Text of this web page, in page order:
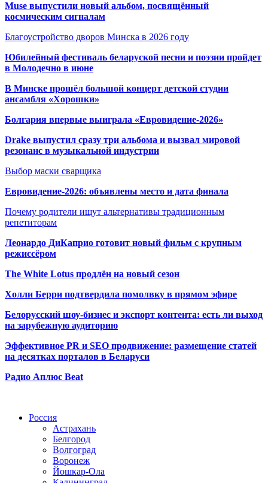
Muse выпустили новый альбом, посвящённый
космическим сигналам
Благоустройство дворов Минска в 2026 году
Юбилейный фестиваль беларуской песни и поэзии пройдет
в Молодечно в июне
В Минске прошёл большой концерт детской студии
ансамбля «Хорошки»
Болгария впервые выиграла «Евровидение-2026»
Drake выпустил сразу три альбома и вызвал мировой
резонанс в музыкальной индустрии
Выбор маски сварщика
Евровидение-2026: объявлены место и дата финала
Почему родители ищут альтернативы традиционным
репетиторам
Леонардо ДиКаприо готовит новый фильм с крупным
режиссёром
The White Lotus продлён на новый сезон
Холли Берри подтвердила помолвку в прямом эфире
Белорусский шоу-бизнес и экспорт контента: есть ли выход
на зарубежную аудиторию
Эффективное PR и SEO продвижение: размещение статей
на десятках порталов в Беларуси
Радио Аплюс Beat
Россия
Астрахань
Белгород
Волгоград
Воронеж
Йошкар-Ола